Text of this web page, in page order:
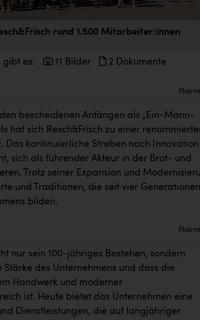
rund 1.500 Mitarbeiter:innen
gibt es: 11 Bilder 2 Dokumente
den bescheidenen Anfängen als „Ein-Mann-
hat sich Resch&Frisch zu einer
Das kontinuierliche Streben nach Innovation
sich als führender Akteur in der Brot- und
Trotz seiner Expansion und
und Traditionen, die seit vier Generationen
bilden.
nur sein 100-jähriges Bestehen, sondern
des Unternehmens und dass die
Handwerk und moderner
ist. Heute bietet das Unternehmen eine
Dienstleistungen, die auf langjähriger